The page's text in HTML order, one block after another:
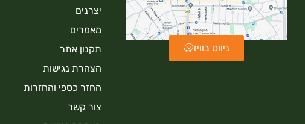
ניווט בוויז
יצרנים
מאמרים
תקנון אתר
הצהרת נגישות
החזר כספי והחזרות
צור קשר